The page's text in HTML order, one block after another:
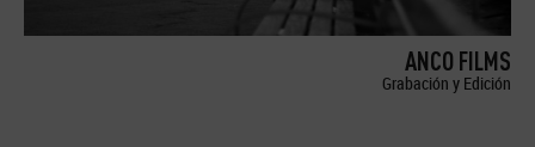
ANCO FILMS
Grabación y Edición